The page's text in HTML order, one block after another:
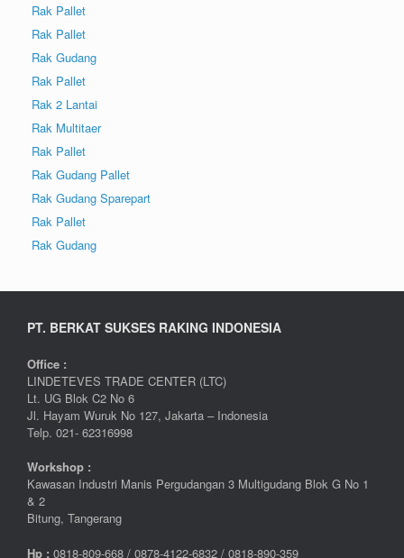
Rak Pallet
Rak Pallet
Rak Gudang
Rak Pallet
Rak 2 Lantai
Rak Multitaer
Rak Pallet
Rak Gudang Pallet
Rak Gudang Sparepart
Rak Pallet
Rak Gudang
PT. BERKAT SUKSES RAKING INDONESIA
Office :
LINDETEVES TRADE CENTER (LTC)
Lt. UG Blok C2 No 6
Jl. Hayam Wuruk No 127, Jakarta – Indonesia
Telp. 021- 62316998
Workshop :
Kawasan Industri Manis Pergudangan 3 Multigudang Blok G No 1
& 2
Bitung, Tangerang
Hp : 0818-809-668 / 0878-4122-6832 / 0818-890-359